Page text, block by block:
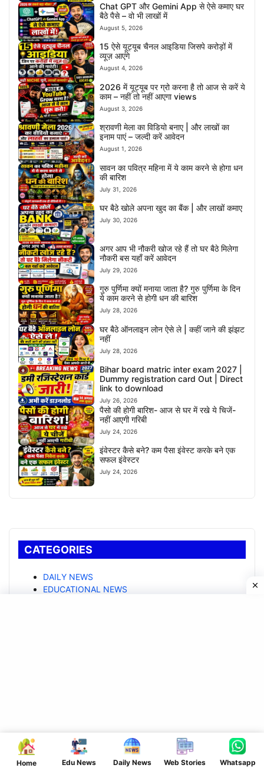
Home Edu News Daily News Web Stories Whatsapp
Chat GPT और Gemini App से ऐसे कमाए घर
बैठे पैसे – वो भी लाखों में
August 5, 2026
15 ऐसे यूट्यूब चैनल आइडिया जिसपे करोड़ों में
व्यूज़ आएंगे
August 4, 2026
2026 में यूट्यूब पर ग्रो करना है तो आज से करें ये
काम – नहीं तो नहीं आएगा views
August 3, 2026
श्रावणी मेला का विडियो बनाए | और लाखों का
इनाम पाएं – जल्दी करें आवेदन
August 1, 2026
सावन का पवित्र महिना में ये काम करने से होगा धन
की बारिश
July 31, 2026
घर बैठे खोले अपना खुद का बैंक | और लाखों कमाए
July 30, 2026
अगर आप भी नौकरी खोज रहे हैं तो घर बैठे मिलेगा
नौकरी बस यहाँ करें आवेदन
July 29, 2026
गुरु पुर्णिमा क्यों मनाया जाता है? गुरु पुर्णिमा के दिन
ये काम करने से होगी धन की बारिश
July 28, 2026
घर बैठे ऑनलाइन लोन ऐसे ले | कहीं जाने की झंझट
नहीं
July 28, 2026
Bihar board matric inter exam 2027 |
Dummy registration card Out | Direct
link to download
July 26, 2026
पैसो की होगी बारिश- आज से घर में रखे ये चिजें-
नहीं आएगी गरिबी
July 24, 2026
इंवेस्टर कैसे बने? कम पैसा इंवेस्ट करके बने एक
सफल इंवेस्टर
July 24, 2026
CATEGORIES
DAILY NEWS
EDUCATIONAL NEWS